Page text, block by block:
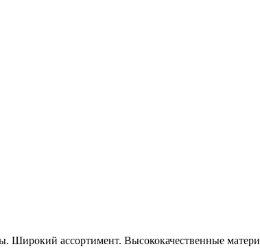
ассортимент. Высококачественные